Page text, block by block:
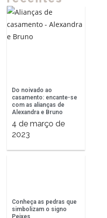
Do noivado ao
casamento: encante-se
com as alianças de
Alexandra e Bruno
4 de março de
2023
Conheça as pedras que
simbolizam o signo
Peixes